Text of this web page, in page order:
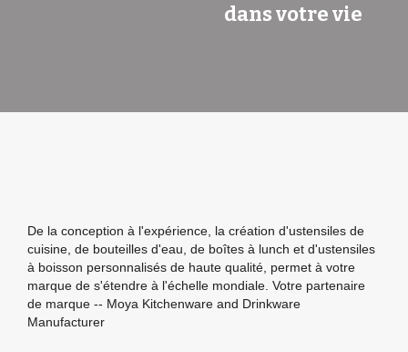
dans votre vie
De la conception à l'expérience, la création d'ustensiles de
cuisine, de bouteilles d'eau, de boîtes à lunch et d'ustensiles
à boisson personnalisés de haute qualité, permet à votre
marque de s'étendre à l'échelle mondiale. Votre partenaire
de marque -- Moya Kitchenware and Drinkware
Manufacturer